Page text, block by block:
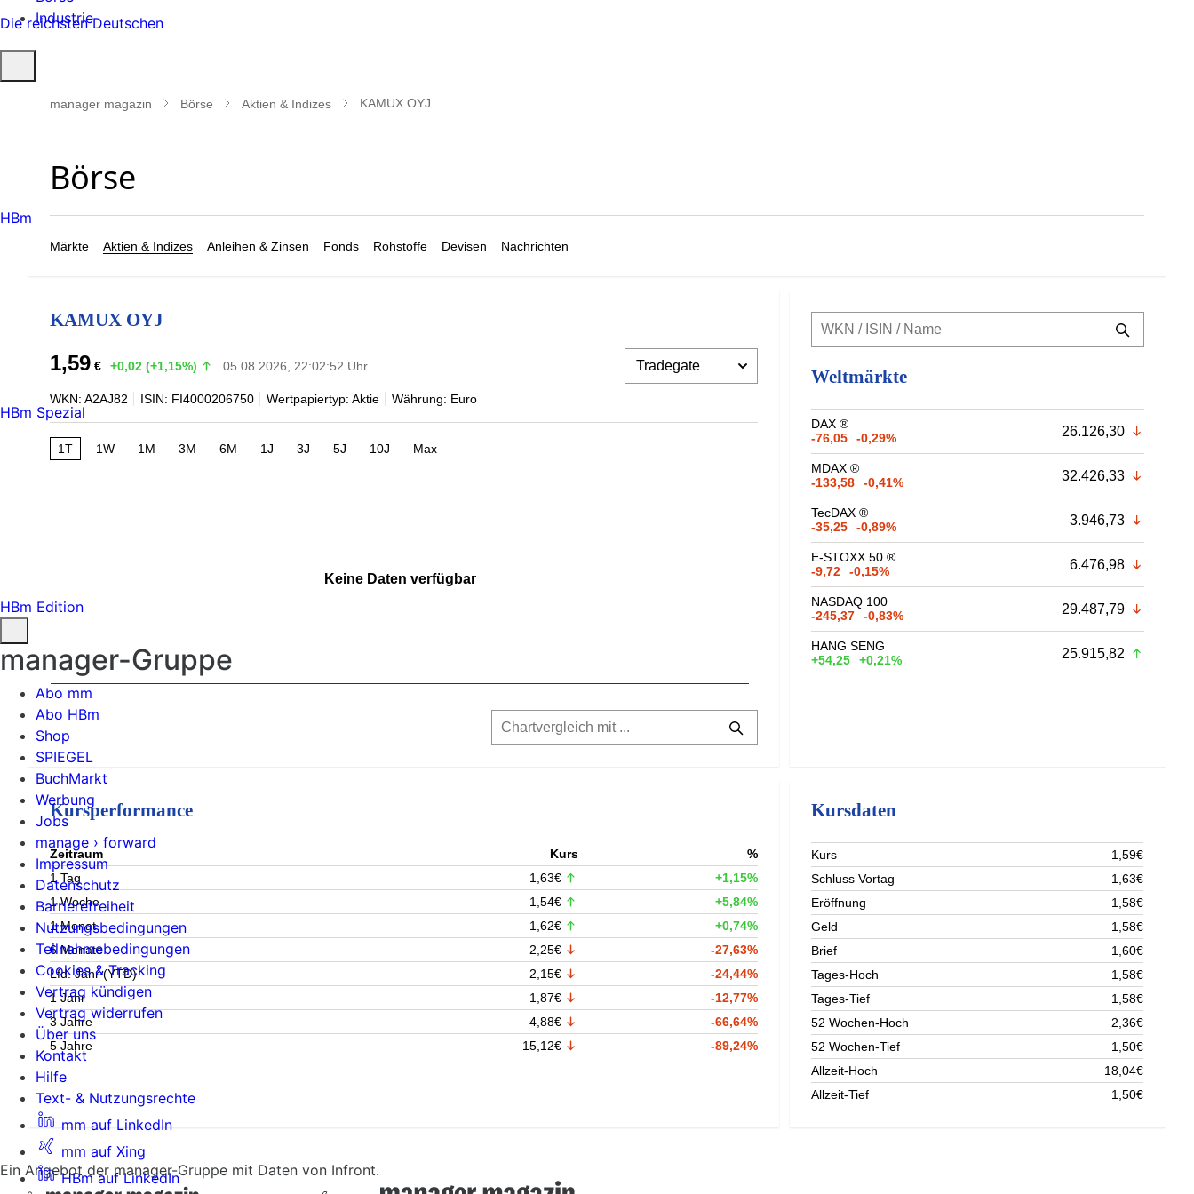
Industrie
öffnen
manager magazin Börse Aktien & Indizes KAMUX OYJ
Märkte Aktien & Indizes Anleihen & Zinsen Fonds Rohstoffe Devisen Nachrichten
KAMUX OYJ
1,59 € +0,02 (+1,15%) 05.08.2026, 22:02:52 Uhr
WKN: A2AJ82 ISIN: FI4000206750 Wertpapiertyp: Aktie Währung: Euro
1T 1W 1M 3M 6M 1J 3J 5J 10J Max
Keine Daten verfügbar
Weltmärkte
DAX ®
-76,05
-0,29% 26.126,30
MDAX ®
-133,58
-0,41% 32.426,33
TecDAX ®
-35,25
-0,89% 3.946,73
E-STOXX 50 ®
-9,72
-0,15% 6.476,98
NASDAQ 100
-245,37
-0,83% 29.487,79
HANG SENG
+54,25
+0,21% 25.915,82
Kursperformance
Zeitraum Kurs
%
1 Tag
1,63€
+1,15%
1 Woche
1,54€
+5,84%
1 Monat
1,62€
+0,74%
6 Monate
2,25€
-27,63%
Lfd. Jahr (YTD)
2,15€
-24,44%
1 Jahr
1,87€
-12,77%
3 Jahre
4,88€
-66,64%
5 Jahre
15,12€ -89,24%
Kursdaten
Kurs
1,59€
Schluss Vortag
1,63€
Eröffnung
1,58€
Geld
1,58€
Brief
1,60€
Tages-Hoch
1,58€
Tages-Tief
1,58€
52 Wochen-Hoch
2,36€
52 Wochen-Tief
1,50€
Allzeit-Hoch
18,04€
Allzeit-Tief
1,50€
Ein Angebot der manager-Gruppe mit Daten von Infront.
Die reichsten Deutschen
HBm
HBm Spezial
HBm Edition
manager-Gruppe
Abo mm
Abo HBm
Shop
SPIEGEL
BuchMarkt
Werbung
Jobs
manage › forward
Impressum
Datenschutz
Barrierefreiheit
Nutzungsbedingungen
Teilnahmebedingungen
Cookies & Tracking
Vertrag kündigen
Vertrag widerrufen
Über uns
Kontakt
Hilfe
Text- & Nutzungsrechte
mm auf LinkedIn
mm auf Xing
HBm auf LinkedIn